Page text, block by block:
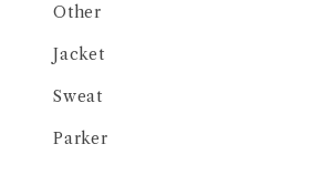
Other
Jacket
Sweat
Parker